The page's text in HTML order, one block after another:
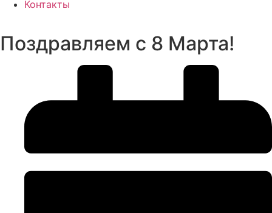
Контакты
Поздравляем с 8 Марта!